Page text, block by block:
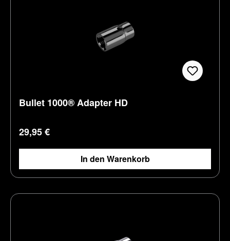
Bullet 1000® Adapter HD
Regulärer Preis:
29,95 €
In den Warenkorb